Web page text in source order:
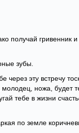
получай гривенник
зубы.
через эту встречу
ножа, будет
тебе в жизни
по земле